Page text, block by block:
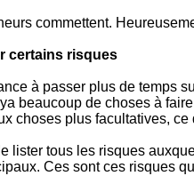
commettent.
certains risques
à passer plus de temps
beaucoup de choses à
choses plus facultatives,
lister tous les risques
Ces sont ces risques